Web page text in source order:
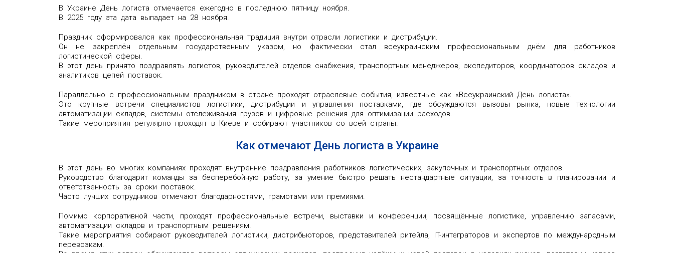
В Украине День логиста отмечается ежегодно в последнюю пятницу ноября.
В 2025 году эта дата выпадает на 28 ноября.
Праздник сформировался как профессиональная традиция внутри отрасли логистики и дистрибуции.
Он не закреплён отдельным государственным указом, но фактически стал всеукраинским профессиональным днём для работников
логистической сферы.
В этот день принято поздравлять логистов, руководителей отделов снабжения, транспортных менеджеров, экспедиторов, координаторов складов и
аналитиков цепей поставок.
Параллельно с профессиональным праздником в стране проходят отраслевые события, известные как «Всеукраинский День логиста».
Это крупные встречи специалистов логистики, дистрибуции и управления поставками, где обсуждаются вызовы рынка, новые технологии
автоматизации складов, системы отслеживания грузов и цифровые решения для оптимизации расходов.
Такие мероприятия регулярно проходят в Киеве и собирают участников со всей страны.
Как отмечают День логиста в Украине
В этот день во многих компаниях проходят внутренние поздравления работников логистических, закупочных и транспортных отделов.
Руководство благодарит команды за бесперебойную работу, за умение быстро решать нестандартные ситуации, за точность в планировании и
ответственность за сроки поставок.
Часто лучших сотрудников отмечают благодарностями, грамотами или премиями.
Помимо корпоративной части, проходят профессиональные встречи, выставки и конференции, посвящённые логистике, управлению запасами,
автоматизации складов и транспортным решениям.
Такие мероприятия собирают руководителей логистики, дистрибьюторов, представителей ритейла, IT-интеграторов и экспертов по международным
перевозкам.